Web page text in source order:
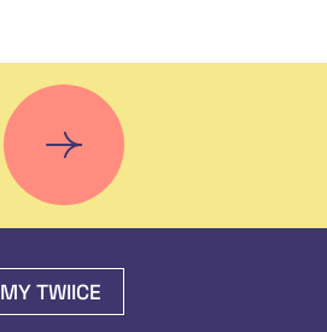
MY TWIICE